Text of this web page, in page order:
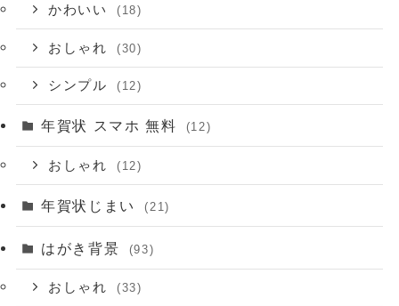
かわいい (18)
おしゃれ (30)
シンプル (12)
年賀状 スマホ 無料 (12)
おしゃれ (12)
年賀状じまい (21)
はがき背景 (93)
おしゃれ (33)